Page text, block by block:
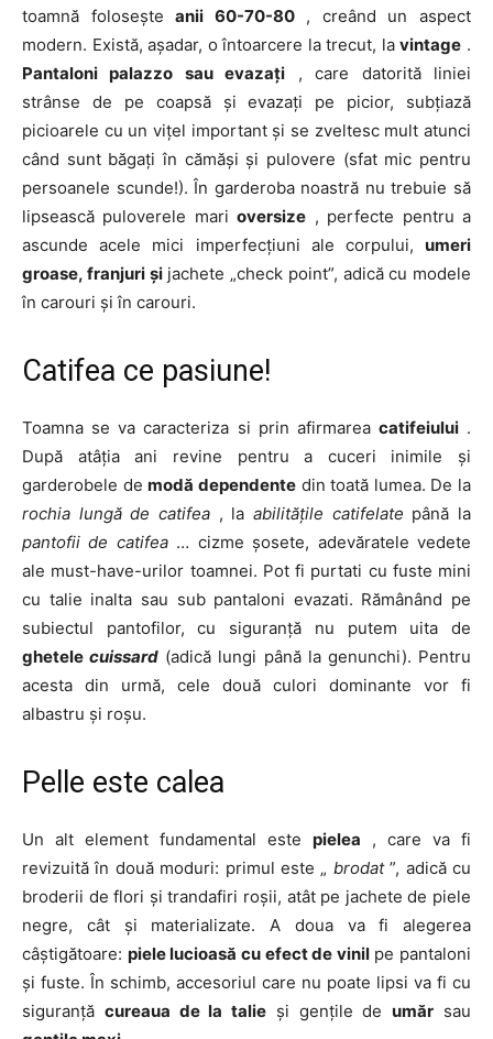
toamnă foloseșteanii 60-70-80, creând un aspect
modern. Există, așadar, o întoarcere la trecut, lavintage .
Pantaloni palazzo sau evazați , care datorită liniei
strânse de pe coapsă și evazați pe picior, subțiază
picioarele cu un vițel important și se zveltesc mult atunci
când sunt băgați în cămăși și pulovere (sfat mic pentru
persoanele scunde!). În garderoba noastră nu trebuie să
lipsească puloverele marioversize , perfecte pentru a
ascunde acele mici imperfecțiuni ale corpului, umeri
groase, franjuri șijachete „check point”, adică cu modele
în carouri și în carouri.
Catifea ce pasiune!
Toamna se va caracteriza si prin afirmarea catifeiului.
După atâția ani revine pentru a cuceri inimile și
garderobele demodă dependentedin toată lumea. De la
rochia lungă de catifea , la abilitățile catifelate până la
pantofii de catifea… cizme șosete, adevăratele vedete
ale must-have-urilor toamnei. Pot fi purtati cu fuste mini
cu talie inalta sau sub pantaloni evazati. Rămânând pe
subiectul pantofilor, cu siguranță nu putem uita de
ghetelecuissard (adică lungi până la genunchi). Pentru
acesta din urmă, cele două culori dominante vor fi
albastru și roșu.
Pelle este calea
Un alt element fundamental este pielea , care va fi
revizuită în două moduri: primul este „ brodat”, adică cu
broderii de flori și trandafiri roșii, atât pe jachete de piele
negre, cât și materializate. A doua va fi alegerea
câștigătoare: piele lucioasă cu efect de vinilpe pantaloni
și fuste. În schimb, accesoriul care nu poate lipsi va fi cu
siguranță cureaua de la talie și gențile deumăr sau